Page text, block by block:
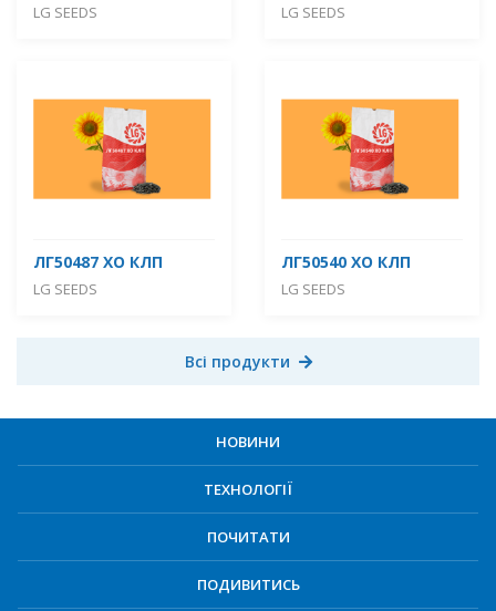
LG SEEDS LG SEEDS
ЛГ50487 ХО КЛП
LG SEEDS
ЛГ50540 ХО КЛП
LG SEEDS
Всі продукти
НОВИНИ
ТЕХНОЛОГІЇ
ПОЧИТАТИ
ПОДИВИТИСЬ